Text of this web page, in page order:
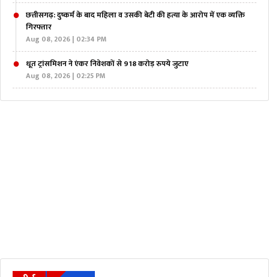
छत्तीसगढ़: दुष्कर्म के बाद महिला व उसकी बेटी की हत्या के आरोप में एक व्यक्ति
गिरफ्तार
Aug 08, 2026 | 02:34 PM
धूत ट्रांसमिशन ने एंकर निवेशकों से 918 करोड़ रुपये जुटाए
Aug 08, 2026 | 02:25 PM